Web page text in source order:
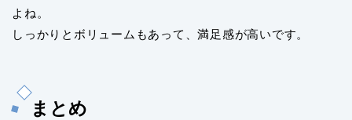
よね。
しっかりとボリュームもあって、満足感が高いです。
まとめ